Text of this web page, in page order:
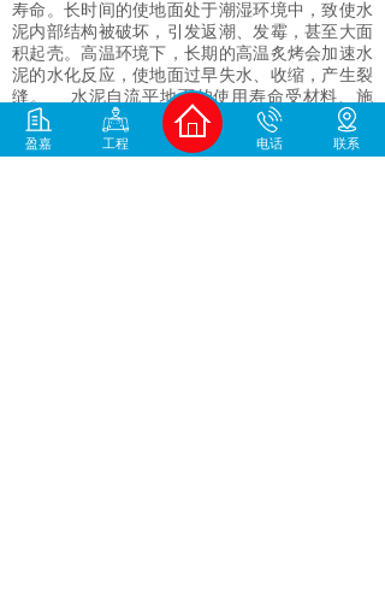
寿命。长时间的使地面处于潮湿环境中，致使水
泥内部结构被破坏，引发返潮、发霉，甚至大面
积起壳。高温环境下，长期的高温炙烤会加速水
泥的水化反应，使地面过早失水、收缩，产生裂
缝。
水泥自流平地面的使用寿命受材料、施
工、环境等多因素制约，为了增加水泥基自流平
的使用寿命，在日常使用中要做好清洁，定期对
盈嘉 工程 电话 联系